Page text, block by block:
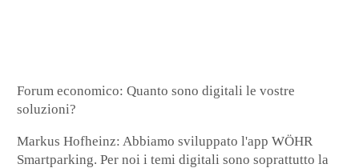
Forum economico: Quanto sono digitali le vostre
soluzioni?
Markus Hofheinz: Abbiamo sviluppato l'app WÖHR
Smartparking. Per noi i temi digitali sono soprattutto la